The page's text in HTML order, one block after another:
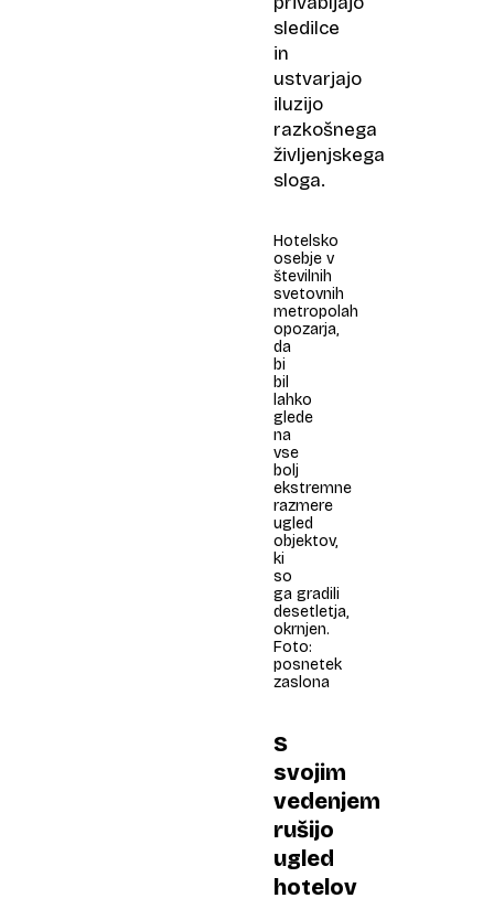
sledilce
in
ustvarjajo
iluzijo
razkošnega
življenjskega
sloga.
Hotelsko
osebje v
številnih
svetovnih
metropolah
opozarja,
da
bi
bil
lahko
glede
na
vse
bolj
ekstremne
razmere
ugled
objektov,
ki
so
ga gradili
desetletja,
okrnjen.
Foto:
posnetek
zaslona
S
svojim
vedenjem
rušijo
ugled
hotelov